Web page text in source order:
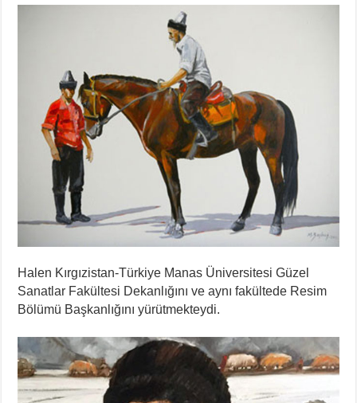
Halen Kırgızistan-Türkiye Manas Üniversitesi Güzel
Sanatlar Fakültesi Dekanlığını ve aynı fakültede Resim
Bölümü Başkanlığını yürütmekteydi.